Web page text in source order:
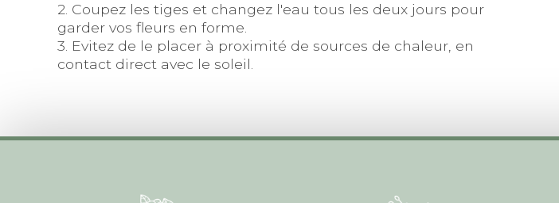
2. Coupez les tiges et changez l'eau tous les deux jours pour
garder vos fleurs en forme.
3. Evitez de le placer à proximité de sources de chaleur, en
contact direct avec le soleil.